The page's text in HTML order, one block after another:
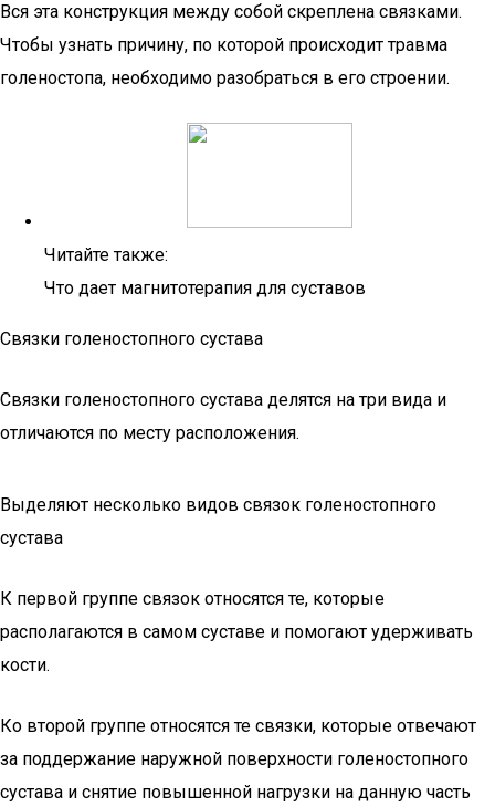
Вся эта конструкция между собой скреплена связками.
Чтобы узнать причину, по которой происходит травма
голеностопа, необходимо разобраться в его строении.
Читайте также:
Что дает магнитотерапия для суставов
Связки голеностопного сустава
Связки голеностопного сустава делятся на три вида и
отличаются по месту расположения.
Выделяют несколько видов связок голеностопного
сустава
К первой группе связок относятся те, которые
располагаются в самом суставе и помогают удерживать
кости.
Ко второй группе относятся те связки, которые отвечают
за поддержание наружной поверхности голеностопного
сустава и снятие повышенной нагрузки на данную часть